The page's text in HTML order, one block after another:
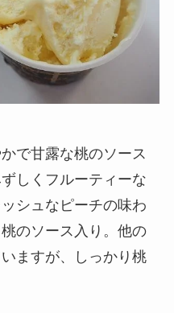
で甘露な桃のソース
しくフルーティーな
シュなピーチの味わ
のソース入り。他の
ますが、しっかり桃